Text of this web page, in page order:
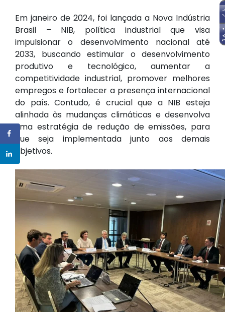
Em janeiro de 2024, foi lançada a Nova Indústria
Brasil – NIB, política industrial que visa
impulsionar o desenvolvimento nacional até
2033, buscando estimular o desenvolvimento
produtivo e tecnológico, aumentar a
competitividade industrial, promover melhores
empregos e fortalecer a presença internacional
do país. Contudo, é crucial que a NIB esteja
alinhada às mudanças climáticas e desenvolva
uma estratégia de redução de emissões, para
que seja implementada junto aos demais
objetivos.